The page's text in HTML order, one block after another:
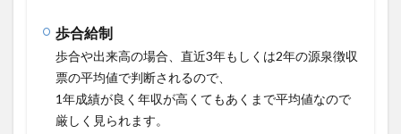
歩合給制
歩合や出来高の場合、直近3年もしくは2年の源泉徴収
票の平均値で判断されるので、
1年成績が良く年収が高くてもあくまで平均値なので
厳しく見られます。